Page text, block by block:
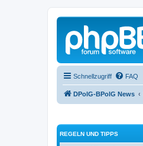
Schnellzugriff FAQ
DPolG-BPolG News
REGELN UND TIPPS